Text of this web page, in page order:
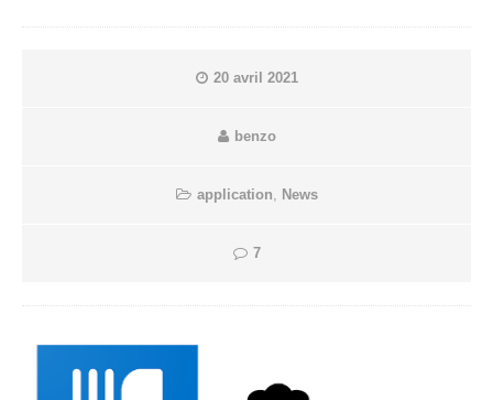
20 avril 2021
benzo
application News
7